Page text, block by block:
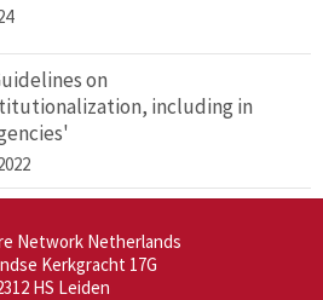
on
including in
Network Netherlands
Kerkgracht 17G
HS Leiden